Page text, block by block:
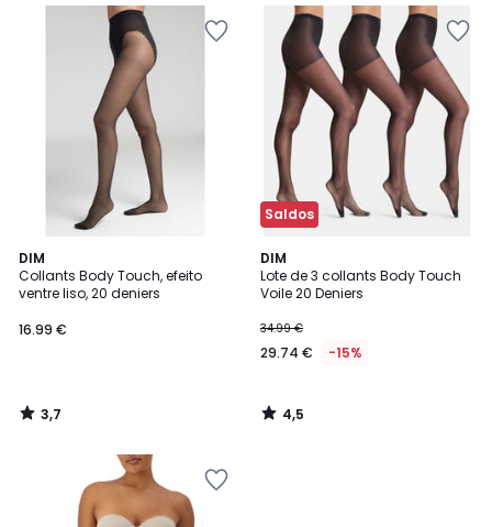
DIM
Collants Body Touch, efeito
ventre liso, 20 deniers
16.99 €
3,7
/ 5
3,7
/
Saldos
DIM
Lote de 3 collants Body Touch
Voile 20 Deniers
34.99 €
29.74 € -15%
4,5
/ 5
4,5
/